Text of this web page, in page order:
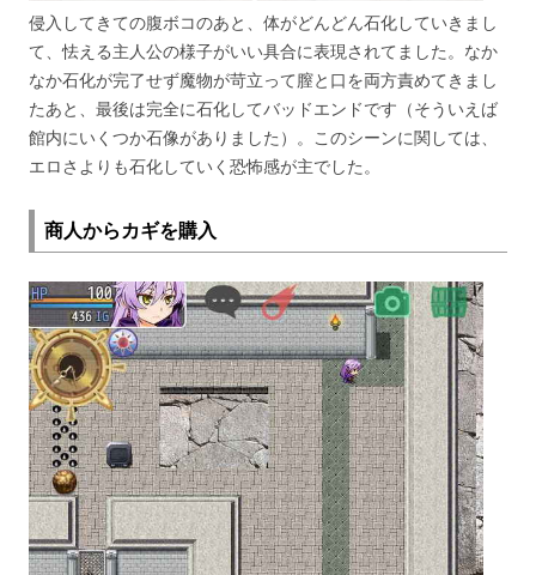
侵入してきての腹ボコのあと、体がどんどん石化していきまし
て、怯える主人公の様子がいい具合に表現されてました。なか
なか石化が完了せず魔物が苛立って膣と口を両方責めてきまし
たあと、最後は完全に石化してバッドエンドです（そういえば
館内にいくつか石像がありました）。このシーンに関しては、
エロさよりも石化していく恐怖感が主でした。
商人からカギを購入